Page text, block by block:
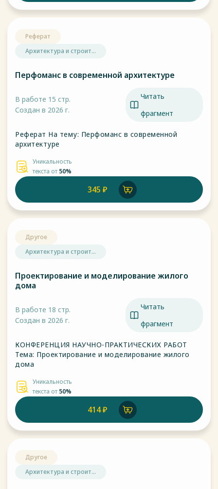
Реферат
Архитектура и строит...
Перфоманс в современной архитектуре
В работе 15 стр.
Создан в 2026 г.
Читать
фрагмент
Реферат На тему: Перфоманс в современной
архитектуре
Уникальность
текста от 50%
345 ₽
Другое
Архитектура и строит...
Проектирование и моделирование жилого
дома
В работе 18 стр.
Создан в 2026 г.
Читать
фрагмент
КОНФЕРЕНЦИЯ НАУЧНО-ПРАКТИЧЕСКИХ РАБОТ
Тема: Проектирование и моделирование жилого
дома
Уникальность
текста от 50%
414 ₽
Другое
Архитектура и строит...